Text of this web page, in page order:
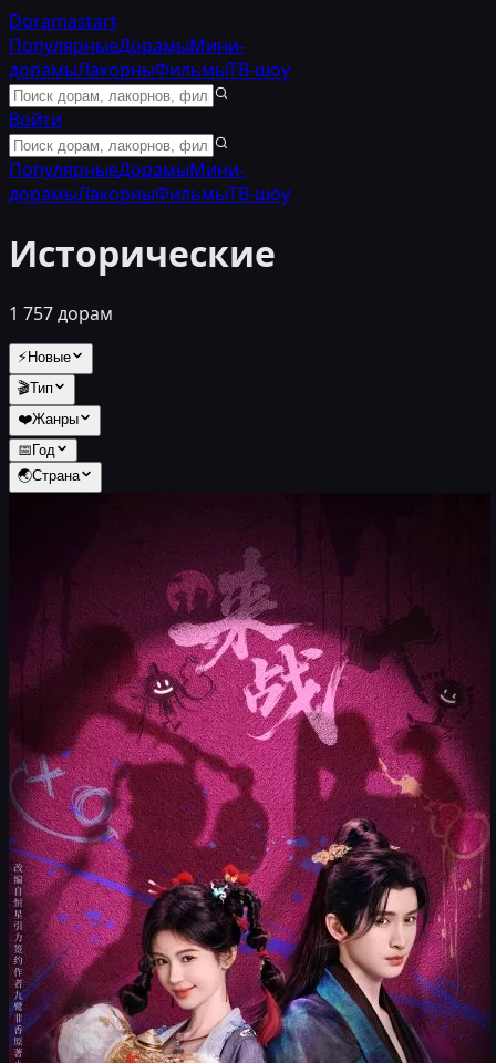
Doramastart
ПопулярныеДорамыМини-
дорамыЛакорныФильмыТВ-шоу
Войти
ПопулярныеДорамыМини-
дорамыЛакорныФильмыТВ-шоу
Исторические
1 757дорам
⚡ Новые
🎬Тип
❤️Жанры
📅 Год
🌏Страна